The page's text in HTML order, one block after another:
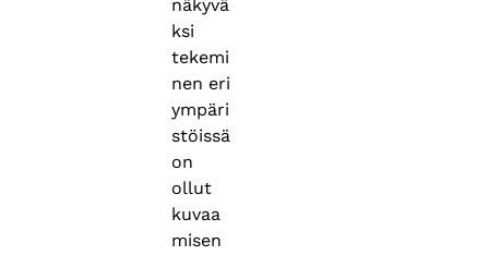
näkyvä
ksi
tekemi
nen eri
ympäri
stöissä
on
ollut
kuvaa
misen